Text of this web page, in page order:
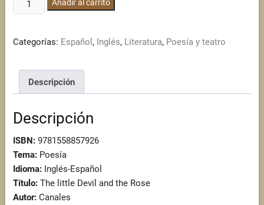
little
and
Rose
cantidad
Añadir al carrito
Categorías: Español , Inglés, Literatura, Poesía y teatro
Descripción
Descripción
ISBN:9781558857926
Tema:Poesía
Idioma:Inglés-Español
Título:The little Devil and the Rose
Autor:Canales